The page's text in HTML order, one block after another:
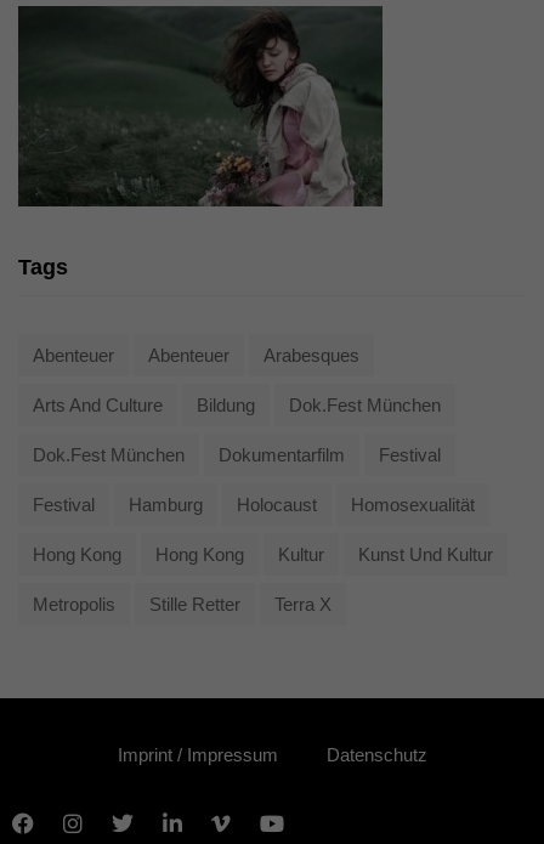
Tags
Abenteuer Abenteuer Arabesques
Arts And Culture Bildung Dok.fest München
Dok.fest München Dokumentarfilm Festival
Festival Hamburg Holocaust Homosexualität
Hong Kong Hong Kong Kultur Kunst Und Kultur
Metropolis Stille Retter Terra X
Imprint / Impressum Datenschutz